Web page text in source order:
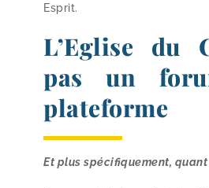
Esprit.
L’Eglise du
pas un
plateforme
Et plus spé­ci­fi­que­ment, quant